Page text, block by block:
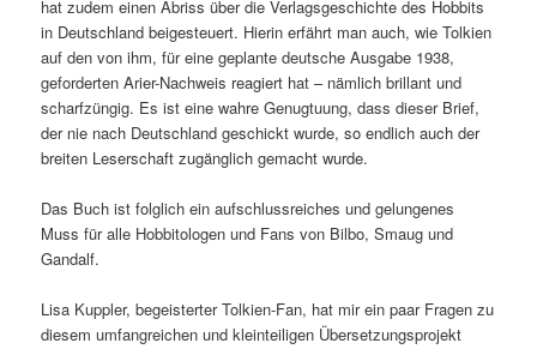
hat zudem einen Abriss über die Verlagsgeschichte des Hobbits
in Deutschland beigesteuert. Hierin erfährt man auch, wie Tolkien
auf den von ihm, für eine geplante deutsche Ausgabe 1938,
geforderten Arier-Nachweis reagiert hat – nämlich brillant und
scharfzüngig. Es ist eine wahre Genugtuung, dass dieser Brief,
der nie nach Deutschland geschickt wurde, so endlich auch der
breiten Leserschaft zugänglich gemacht wurde.
Das Buch ist folglich ein aufschlussreiches und gelungenes
Muss für alle Hobbitologen und Fans von Bilbo, Smaug und
Gandalf.
Lisa Kuppler, begeisterter Tolkien-Fan, hat mir ein paar Fragen zu
diesem umfangreichen und kleinteiligen Übersetzungsprojekt